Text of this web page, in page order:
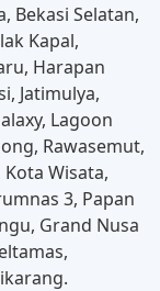
Bekasi Selatan,
Kapal,
Harapan
Jatimulya,
Lagoon
Rawasemut,
Wisata,
3, Papan
Grand Nusa